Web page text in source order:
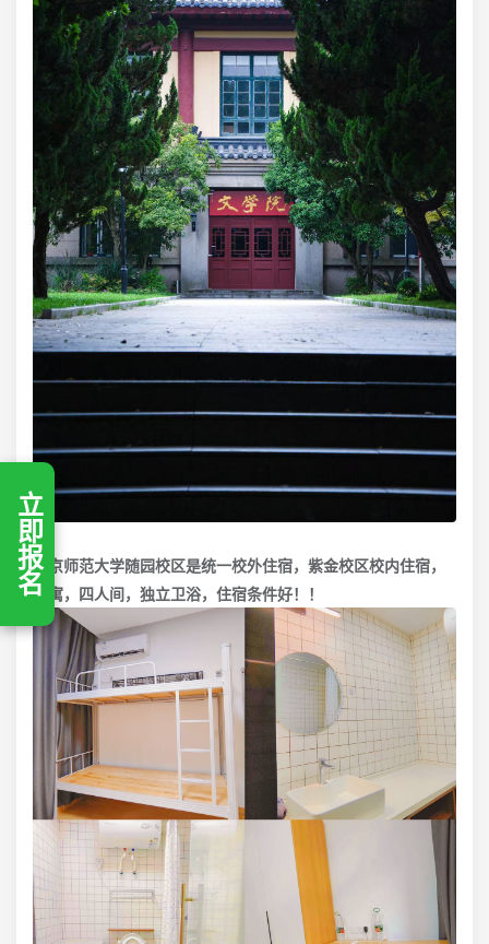
立即报名南京师范大学随园校区是统一校外住宿，紫金校区校内住宿，
公寓，四人间，独立卫浴，住宿条件好！！